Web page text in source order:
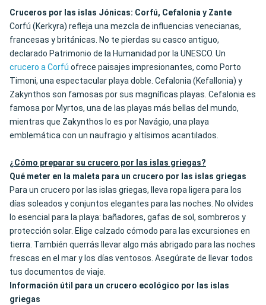
Cruceros por las islas Jónicas: Corfú, Cefalonia y Zante
Corfú (Kerkyra) refleja una mezcla de influencias venecianas,
francesas y británicas. No te pierdas su casco antiguo,
declarado Patrimonio de la Humanidad por la UNESCO. Un
crucero a Corfú ofrece paisajes impresionantes, como Porto
Timoni, una espectacular playa doble. Cefalonia (Kefallonia) y
Zakynthos son famosas por sus magníficas playas. Cefalonia es
famosa por Myrtos, una de las playas más bellas del mundo,
mientras que Zakynthos lo es por Navágio, una playa
emblemática con un naufragio y altísimos acantilados.
¿Cómo preparar su crucero por las islas griegas?
Qué meter en la maleta para un crucero por las islas griegas
Para un crucero por las islas griegas, lleva ropa ligera para los
días soleados y conjuntos elegantes para las noches. No olvides
lo esencial para la playa: bañadores, gafas de sol, sombreros y
protección solar. Elige calzado cómodo para las excursiones en
tierra. También querrás llevar algo más abrigado para las noches
frescas en el mar y los días ventosos. Asegúrate de llevar todos
tus documentos de viaje.
Información útil para un crucero ecológico por las islas
griegas